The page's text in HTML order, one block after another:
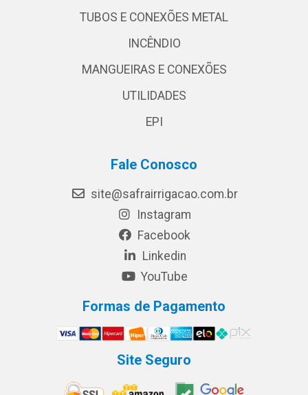
TUBOS E CONEXÕES METAL
INCÊNDIO
MANGUEIRAS E CONEXÕES
UTILIDADES
EPI
Fale Conosco
site@safrairrigacao.com.br
Instagram
Facebook
Linkedin
YouTube
Formas de Pagamento
Site Seguro